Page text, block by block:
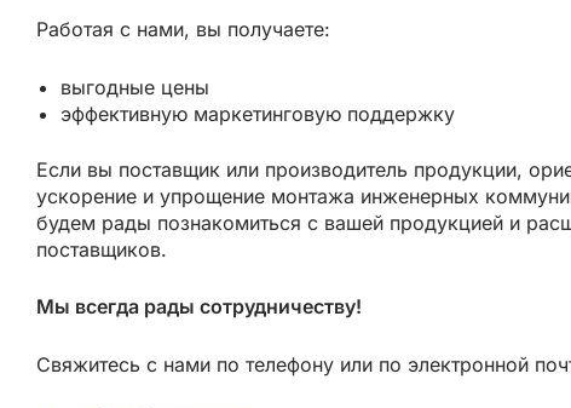
Работая с нами, вы получаете:
выгодные цены
эффективную маркетинговую поддержку
Если вы поставщик или производитель продукции,
ускорение и упрощение монтажа инженерных
будем рады познакомиться с вашей продукцией и
поставщиков.
Мы всегда рады сотрудничеству!
Свяжитесь с нами по телефону или по электронной